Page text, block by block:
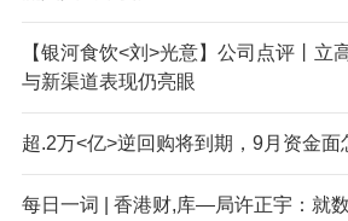
【银河食饮<刘>光意】公司点评丨立
与新渠道表现仍亮眼
超.2万<亿>逆回购将到期，9月资金面
每日一词 | 香港财,库—局许正宇：就